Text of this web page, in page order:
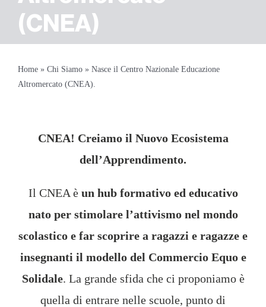
(CNEA)
Home» Chi Siamo» Nasce il Centro Nazionale Educazione
Altromercato (CNEA).
CNEA! Creiamo il Nuovo Ecosistema
dell’Apprendimento.
Il CNEA è un hub formativo ed educativo
nato per stimolare l’attivismo nel mondo
scolastico e far scoprire a ragazzi e ragazze e
insegnanti il modello del Commercio Equo e
Solidale. La grande sfida che ci proponiamo è
quella di entrare nelle scuole, punto di